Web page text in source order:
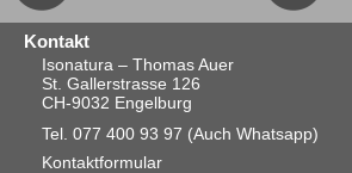
Kontakt
Isonatura – Thomas Auer
St. Gallerstrasse 126
CH-9032 Engelburg
Tel. 077 400 93 97 (Auch Whatsapp)
Kontaktformular